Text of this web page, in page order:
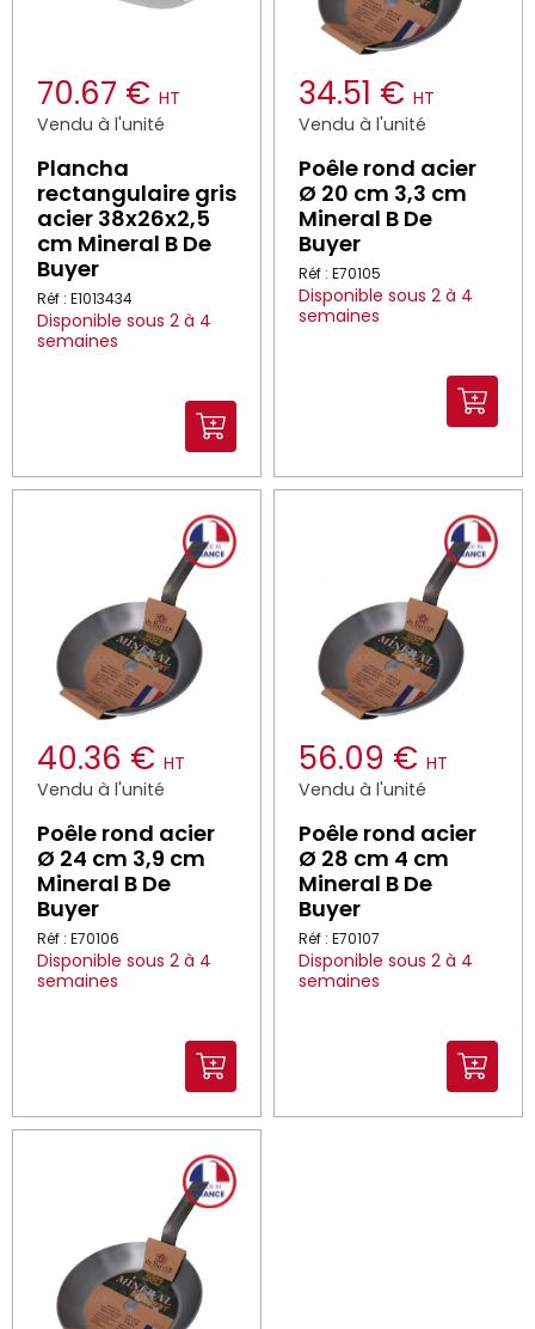
70.67 € HT
Vendu à l'unité
Plancha
rectangulaire gris
acier 38x26x2,5
cm Mineral B De
Buyer
Réf : E1013434
Disponible sous 2 à 4
semaines
34.51 € HT
Vendu à l'unité
Poêle rond acier
Ø 20 cm 3,3 cm
Mineral B De
Buyer
Réf : E70105
Disponible sous 2 à 4
semaines
40.36 € HT
Vendu à l'unité
Poêle rond acier
Ø 24 cm 3,9 cm
Mineral B De
Buyer
Réf : E70106
Disponible sous 2 à 4
semaines
56.09 € HT
Vendu à l'unité
Poêle rond acier
Ø 28 cm 4 cm
Mineral B De
Buyer
Réf : E70107
Disponible sous 2 à 4
semaines